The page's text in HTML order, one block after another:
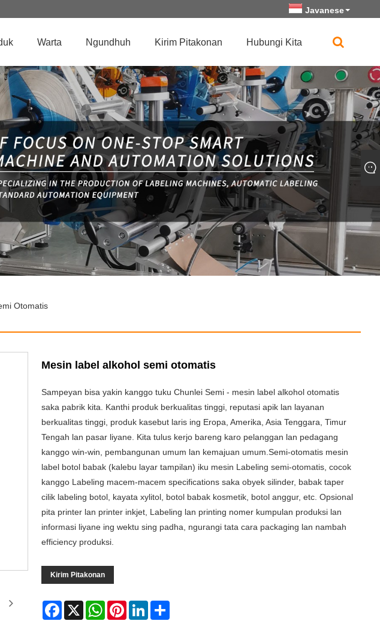
Javanese
Warta Ngundhuh Kirim Pitakonan Hubungi Kita
Otomatis
Mesin label alkohol semi otomatis
Sampeyan bisa yakin kanggo tuku Chunlei Semi - mesin label alkohol otomatis
saka pabrik kita. Kanthi produk berkualitas tinggi, reputasi apik lan layanan
berkualitas tinggi, produk kasebut laris ing Eropa, Amerika, Asia Tenggara, Timur
Tengah lan pasar liyane. Kita tulus kerjo bareng karo pelanggan lan pedagang
kanggo win-win, pembangunan umum lan kemajuan umum.Semi-otomatis mesin
label botol babak (kalebu layar tampilan) iku mesin Labeling semi-otomatis, cocok
kanggo Labeling macem-macem specifications saka obyek silinder, babak taper
cilik labeling botol, kayata xylitol, botol babak kosmetik, botol anggur, etc. Opsional
pita printer lan printer inkjet, Labeling lan printing nomer kumpulan produksi lan
informasi liyane ing wektu sing padha, ngurangi tata cara packaging lan nambah
efficiency produksi.
Kirim Pitakonan
Facebook
X WhatsAppPinterestLinkedIn